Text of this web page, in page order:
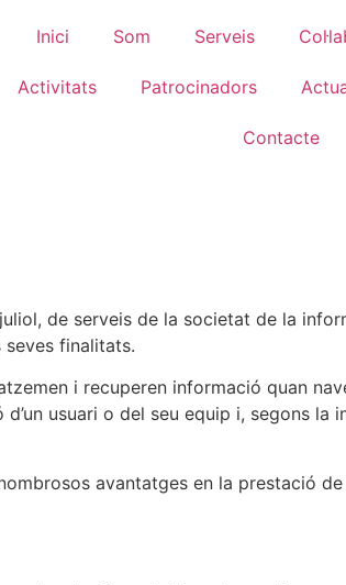
Inici Som Serveis
Activitats Patrocinadors
Contacte
de serveis de la societat de la
finalitats.
i recuperen informació quan
usuari o del seu equip i, segons
avantatges en la prestació